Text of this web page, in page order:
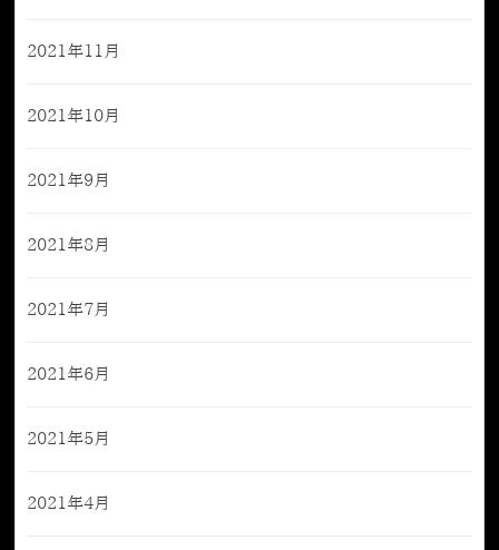
2021年11月
2021年10月
2021年9月
2021年8月
2021年7月
2021年6月
2021年5月
2021年4月